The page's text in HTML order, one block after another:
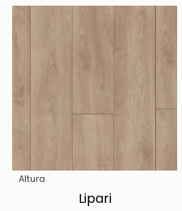
Altura
Lipari